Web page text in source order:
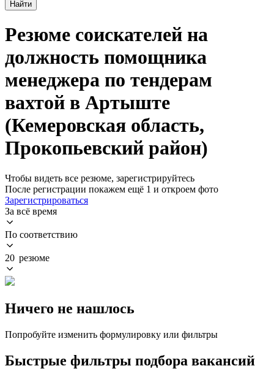
Найти
Резюме соискателей на
должность помощника
менеджера по тендерам
вахтой в Артыште
(Кемеровская область,
Прокопьевский район)
Чтобы видеть все резюме, зарегистрируйтесь
После регистрации покажем ещё 1 и откроем фото
Зарегистрироваться
За всё время
По соответствию
20 резюме
Ничего не нашлось
Попробуйте изменить формулировку или фильтры
Быстрые фильтры подбора вакансий